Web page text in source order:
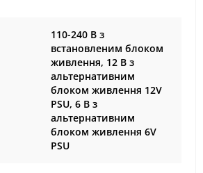
110-240 В з
встановленим блоком
живлення, 12 В з
альтернативним
блоком живлення 12V
PSU, 6 В з
альтернативним
блоком живлення 6V
PSU